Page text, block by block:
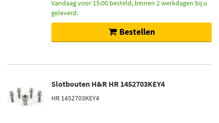
Vandaag voor 15:00 besteld, binnen 2 werkdagen bij u
geleverd.
Bestellen
Slotbouten H&R HR 1452703KEY4
HR 1452703KEY4